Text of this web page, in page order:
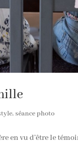
,séance photo
en vu d’être le